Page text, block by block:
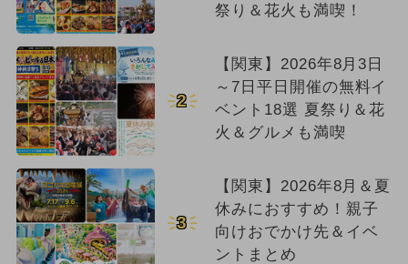
祭り＆花火も満喫！
2
【関東】2026年8月3日
～7日平日開催の無料イ
ベント18選 夏祭り＆花
火＆グルメも満喫
3
【関東】2026年8月＆夏
休みにおすすめ！親子
向けおでかけ先＆イベ
ントまとめ